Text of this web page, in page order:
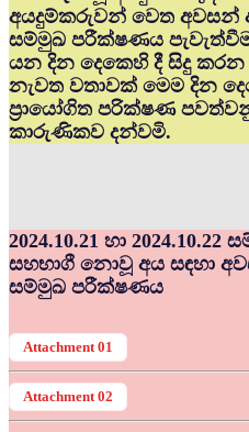
අයදුම්කරුවන් වෙත අවසන්
සම්මුඛ පරීක්ෂණය පැවැත්වීම
යන දින දෙකෙහි දී සිදු
නැවත වතාවක් මෙම දින
ප්‍රායෝගිත පරික්ෂණ
කාරුණිකව දන්වමි.
2024.10.21 හා
සහභාගී නොවූ අය සඳහා
සම්මුඛ පරීක්ෂණය
Attachment 01
Attachment 02